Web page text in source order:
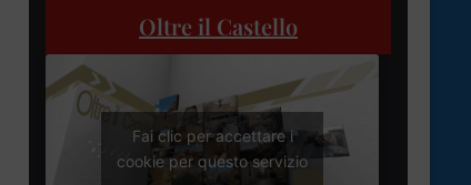
Oltre il Castello
Fai clic per accettare i
cookie per questo servizio